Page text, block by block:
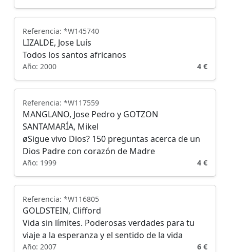
Referencia: *W145740
LIZALDE, Jose Luís
Todos los santos africanos
Año: 2000 4 €
Referencia: *W117559
MANGLANO, Jose Pedro y GOTZON
SANTAMARÍA, Mikel
øSigue vivo Dios? 150 preguntas acerca de un
Dios Padre con corazón de Madre
Año: 1999 4 €
Referencia: *W116805
GOLDSTEIN, Clifford
Vida sin límites. Poderosas verdades para tu
viaje a la esperanza y el sentido de la vida
Año: 2007 6 €